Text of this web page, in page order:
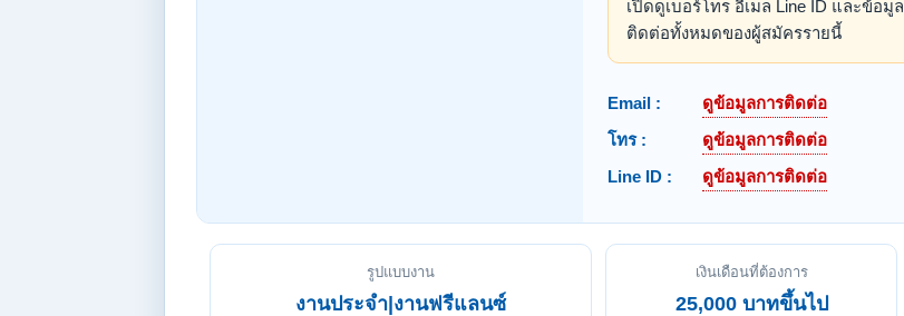
เปิดดูเบอร์โทร อีเมล Line ID และข้อมูล
ติดต่อทั้งหมดของผู้สมัครรายนี้
Email :
ดูข้อมูลการติดต่อ
โทร :
ดูข้อมูลการติดต่อ
Line ID :
ดูข้อมูลการติดต่อ
รูปแบบงาน
งานประจำ|งานฟรีแลนซ์
เงินเดือนที่ต้องการ
25,000 บาทขึ้นไป